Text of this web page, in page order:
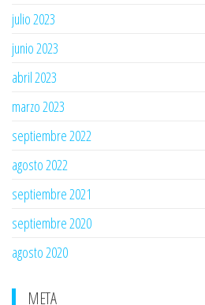
julio 2023
junio 2023
abril 2023
marzo 2023
septiembre 2022
agosto 2022
septiembre 2021
septiembre 2020
agosto 2020
META